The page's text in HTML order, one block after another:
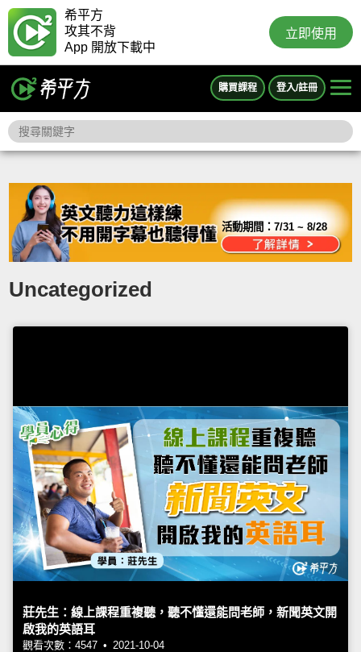
希平方
攻其不背
App 開放下載中
立即使用
購買課程 登入/註冊
活動期間：7/31 ~ 8/28
Uncategorized
莊先生：線上課程重複聽，聽不懂還能問老師，新聞英文開
啟我的英語耳
觀看次數：4547 • 2021-10-04